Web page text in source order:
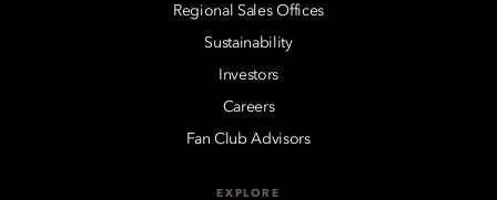
Regional Sales Offices
Sustainability
Investors
Careers
Fan Club Advisors
EXPLORE